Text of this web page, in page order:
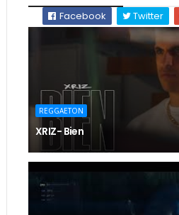
Facebook
Twitter
REGGAETON
XRIZ- Bien